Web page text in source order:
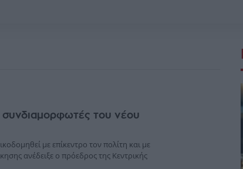
του νέου
με επίκεντρο τον πολίτη και με
ανέδειξε ο πρόεδρος της Κεντρικής